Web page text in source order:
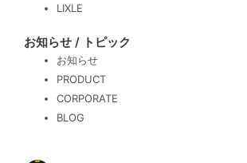
LIXLE
お知らせ / トピック
お知らせ
PRODUCT
CORPORATE
BLOG